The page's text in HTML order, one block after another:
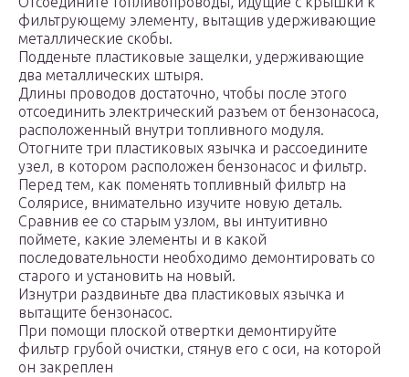
фильтрующему элементу, вытащив удерживающие
металлические скобы.
Подденьте пластиковые защелки, удерживающие
два металлических штыря.
Длины проводов достаточно, чтобы после этого
отсоединить электрический разъем от бензонасоса,
расположенный внутри топливного модуля.
Отогните три пластиковых язычка и рассоедините
узел, в котором расположен бензонасос и фильтр.
Перед тем, как поменять топливный фильтр на
Солярисе, внимательно изучите новую деталь.
Сравнив ее со старым узлом, вы интуитивно
поймете, какие элементы и в какой
последовательности необходимо демонтировать со
старого и установить на новый.
Изнутри раздвиньте два пластиковых язычка и
вытащите бензонасос.
При помощи плоской отвертки демонтируйте
фильтр грубой очистки, стянув его с оси, на которой
он закреплен